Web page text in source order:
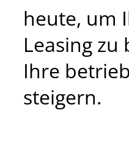
heute, um
Leasing
Ihre
steigern.